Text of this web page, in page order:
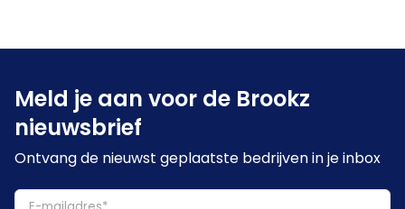
Meld je aan voor de Brookz
nieuwsbrief
Ontvang de nieuwst geplaatste bedrijven in je inbox